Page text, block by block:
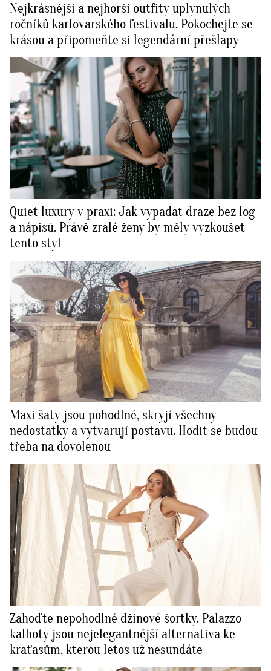
Nejkrásnější a nejhorší outfity uplynulých
ročníků karlovarského festivalu. Pokochejte se
krásou a připomeňte si legendární přešlapy
Quiet luxury v praxi: Jak vypadat draze bez log
a nápisů. Právě zralé ženy by měly vyzkoušet
tento styl
Maxi šaty jsou pohodlné, skryjí všechny
nedostatky a vytvarují postavu. Hodit se budou
třeba na dovolenou
Zahoďte nepohodlné džínové šortky. Palazzo
kalhoty jsou nejelegantnější alternativa ke
kraťasům, kterou letos už nesundáte